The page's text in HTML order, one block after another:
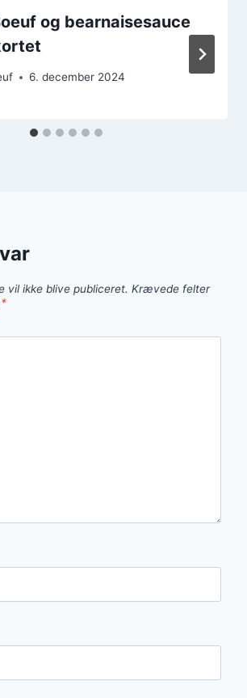
og bearnaisesauce
6. december 2024
vil ikke blive publiceret. Krævede felter
*